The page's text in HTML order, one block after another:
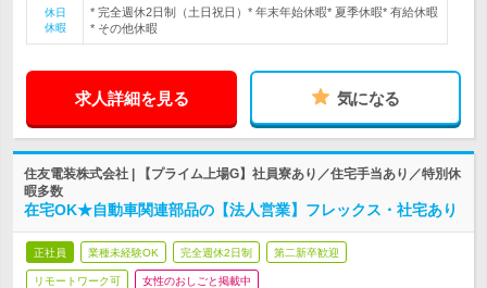
休日
休暇
* 完全週休2日制（土日祝日）* 年末年始休暇* 夏季休暇* 有給休暇
* その他休暇
求人詳細を見る 気になる
住友電装株式会社 | 【プライム上場G】社員寮あり／住宅手当あり／特別休
暇多数
在宅OK★自動車関連部品の【法人営業】フレックス・社宅あり
正社員 業種未経験OK 完全週休2日制 第二新卒歓迎
リモートワーク可 女性のおしごと掲載中